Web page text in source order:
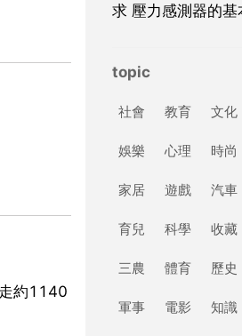
約1140
topic
社會 教育 文化
娛樂 心理 時尚
家居 遊戲 汽車
育兒 科學 收藏
三農 體育 歷史
軍事 電影 知識